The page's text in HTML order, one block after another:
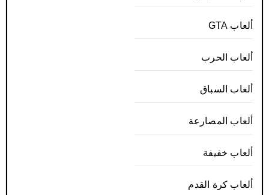
ألعاب GTA
ألعاب الحرب
ألعاب السباق
ألعاب المصارعة
ألعاب خفيفة
ألعاب كرة القدم